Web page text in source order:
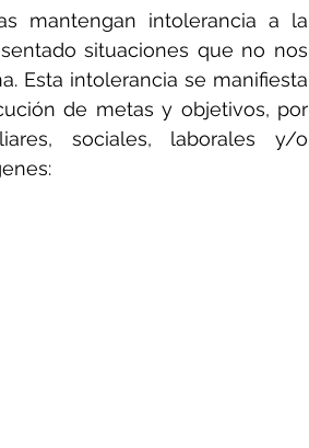
mantengan intolerancia a la
situaciones que no nos
Esta intolerancia se manifiesta
de metas y objetivos, por
sociales, laborales y/o